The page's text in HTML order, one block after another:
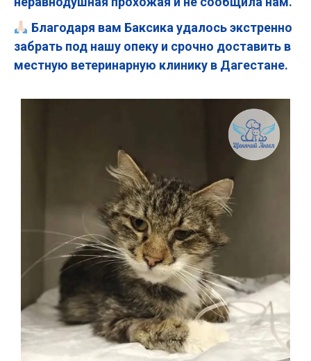
Благодаря вам Баксика удалось экстренно
забрать под нашу опеку и срочно доставить в
местную ветеринарную клинику в Дагестане.